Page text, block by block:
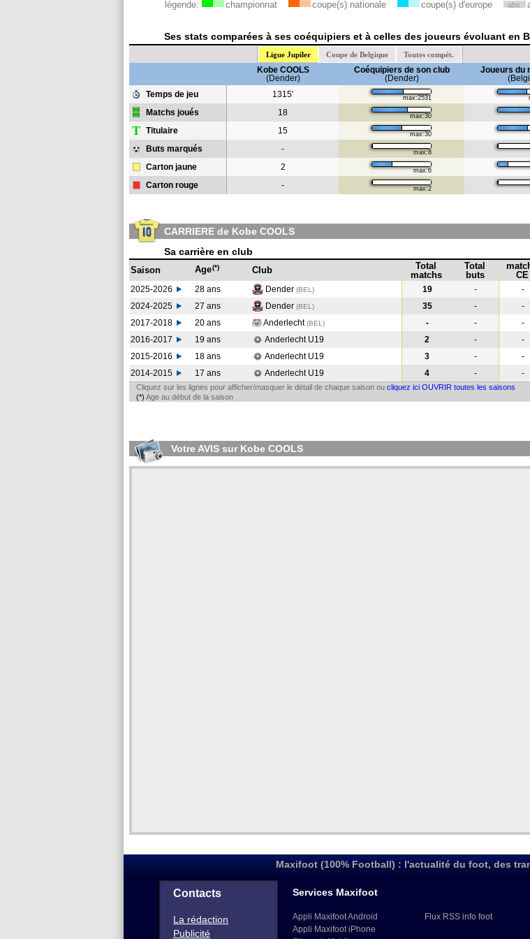
légende: championnat coupe(s) nationale coupe(s) d'europe abs.
Ses stats comparées à ses coéquipiers et à celles des joueurs évoluant en
Ligue Jupiler Coupe de Belgique Toutes compét.
Kobe COOLS
(Dender)
Coéquipiers de son club
(Dender)
Joueurs du
Temps de jeu
1315' max:2531
Matchs joués 18 max:30
T Titulaire 15 max:30
Buts marqués - max:8
Carton jaune 2 max:6
Carton rouge - max:2
CARRIERE de Kobe COOLS
Sa carrière en club
Saison Age(*) Club
Total
matchs
Total
buts
CE
2025-2026 28 ans Dender (BEL) 19 - -
2024-2025
27 ans Dender (BEL ) 35 - -
2017-2018
20 ans Anderlecht(BEL ) - - -
2016-2017
19 ans Anderlecht U19 2 - -
2015-2016
18 ans Anderlecht U19 3 - -
2014-2015
17 ans Anderlecht U19 4 - -
Cliquez sur les lignes pour afficher/masquer le détail de chaque saison ou cliquez ici OUVRIR toutes les saisons
(*) Age au début de la saison
Votre AVIS sur Kobe COOLS
Maxifoot (100% Football) : l'actualité du foot, des
Contacts
La rédaction
Publicité
Services Maxifoot
Appli Maxifoot Android
Appli Maxifoot iPhone
Flux RSS info foot